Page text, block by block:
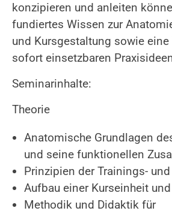
konzipieren und anleiten
fundiertes Wissen zur
und Kursgestaltung sowie eine
sofort einsetzbaren
Seminarinhalte:
Theorie
Anatomische Grundlagen
und seine funktionellen
Prinzipien der Trainings-
Aufbau einer Kurseinheit
Methodik und Didaktik für